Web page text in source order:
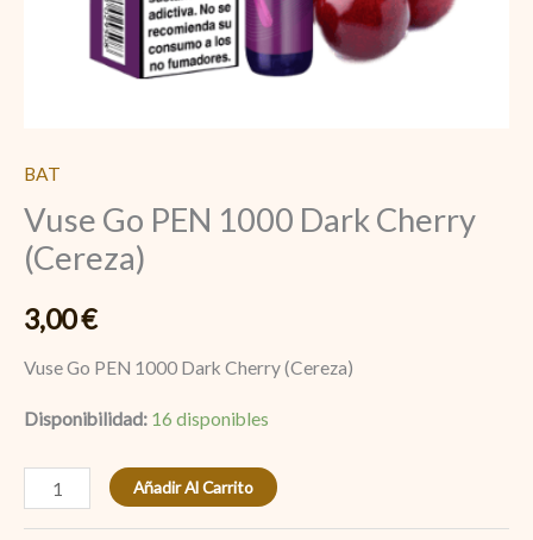
BAT
Vuse Go PEN 1000 Dark Cherry
(Cereza)
3,00€
Vuse Go PEN 1000 Dark Cherry (Cereza)
Disponibilidad: 16 disponibles
Añadir Al Carrito